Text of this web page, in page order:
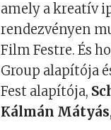
amely a kreatív
rendezvényen
Film Festre. És
Group alapítója
Fest alapítója,
Kálmán Mátyás